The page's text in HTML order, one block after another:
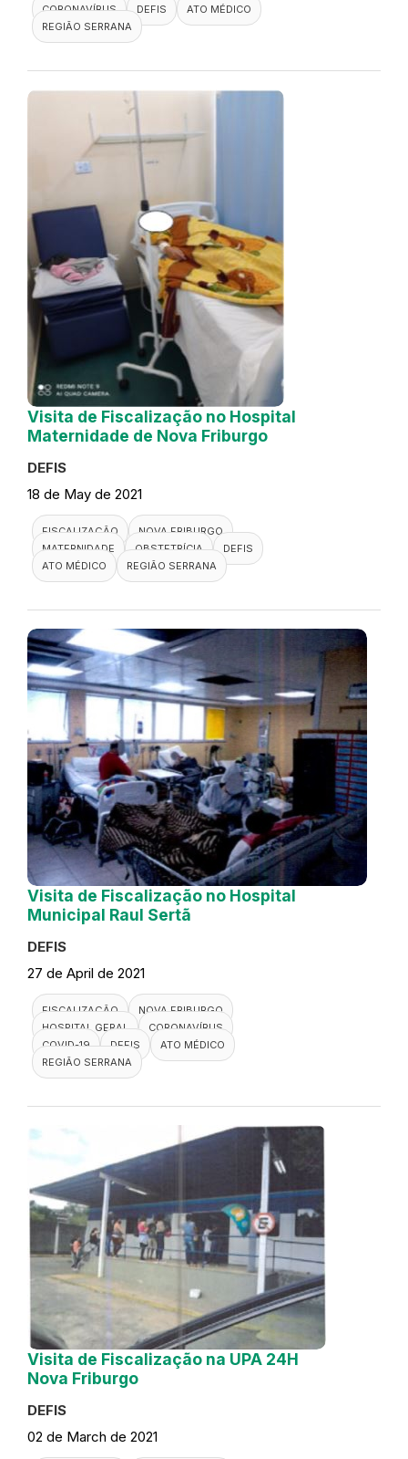
CORONAVÍRUS
DEFIS
ATO MÉDICO
REGIÃO SERRANA
Visita de Fiscalização no Hospital
Maternidade de Nova Friburgo
DEFIS
18 de May de 2021
FISCALIZAÇÃO
NOVA FRIBURGO
MATERNIDADE
OBSTETRÍCIA
DEFIS
ATO MÉDICO
REGIÃO SERRANA
Visita de Fiscalização no Hospital
Municipal Raul Sertã
DEFIS
27 de April de 2021
FISCALIZAÇÃO
NOVA FRIBURGO
HOSPITAL GERAL
CORONAVÍRUS
COVID-19
DEFIS
ATO MÉDICO
REGIÃO SERRANA
Visita de Fiscalização na UPA 24H
Nova Friburgo
DEFIS
02 de March de 2021